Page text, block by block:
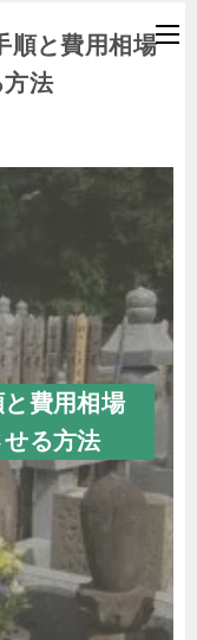
順と費用相場
方法
費用相場
る方法